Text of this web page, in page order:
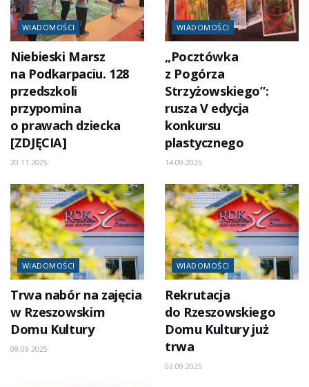
WIADOMOŚCI
Niebieski Marsz
na Podkarpaciu. 128
przedszkoli
przypomina
o prawach dziecka
[ZDJĘCIA]
20.11.2025
WIADOMOŚCI
„Pocztówka
z Pogórza
Strzyżowskiego”:
rusza V edycja
konkursu
plastycznego
14.09.2025
WIADOMOŚCI
Trwa nabór na zajęcia
w Rzeszowskim
Domu Kultury
09.09.2025
WIADOMOŚCI
Rekrutacja
do Rzeszowskiego
Domu Kultury już
trwa
02.09.2025